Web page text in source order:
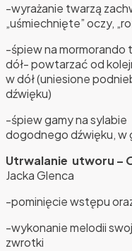
-wyrażanie twarzą
„uśmiechnięte” oczy,
-śpiew na mormorando
dół- powtarzać od
w dół (uniesione
dźwięku)
-śpiew gamy na
dogodnego dźwięku, w
Utrwalanie utworu –
Jacka Glenca
-pominięcie wstępu
-wykonanie melodii
zwrotki